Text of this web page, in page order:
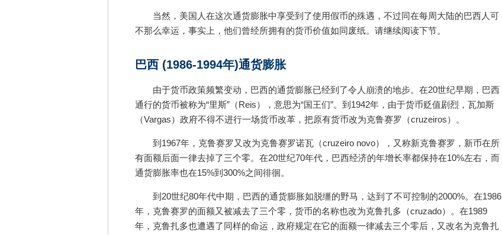
当然，美国人在这次通货膨胀中享受到了使用假币的殊遇，不过同在每周大陆的巴西人可
不那么幸运，事实上，他们曾经所拥有的货币价值如同废纸。请继续阅读下节。
巴西 (1986-1994年)通货膨胀
由于货币政策频繁变动，巴西的通货膨胀已经到了令人崩溃的地步。在20世纪早期，巴西
通行的货币被称为“里斯”（Reis），意思为“国王们”。到1942年，由于货币贬值剧烈，瓦加斯
（Vargas）政府不得不进行一场货币改革，把原有货币改为克鲁赛罗（cruzeiros）。
到1967年，克鲁赛罗又改为克鲁赛罗诺瓦（cruzeiro novo），又称新克鲁赛罗，新币在所
有面额后面一律去掉了三个零。在20世纪70年代，巴西经济的年增长率都保持在10%左右，而
通货膨胀率也在15%到300%之间徘徊。
到20世纪80年代中期，巴西的通货膨胀如脱缰的野马，达到了不可控制的2000%。在1986
年，克鲁赛罗的面额又被减去了三个零，货币的名称也改为克鲁扎多（cruzado）。在1989
年，克鲁扎多也遭遇了同样的命运，政府规定在它的面额一律减去三个零后，又改名为克鲁扎